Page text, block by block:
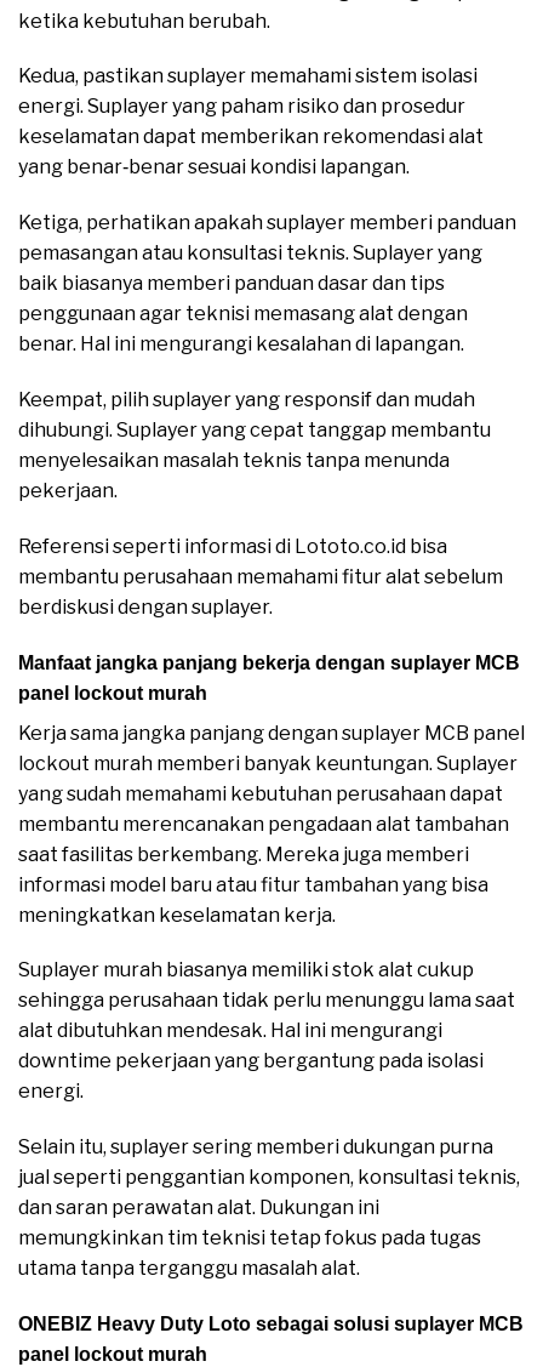
ketika kebutuhan berubah.
Kedua, pastikan suplayer memahami sistem isolasi
energi. Suplayer yang paham risiko dan prosedur
keselamatan dapat memberikan rekomendasi alat
yang benar‑benar sesuai kondisi lapangan.
Ketiga, perhatikan apakah suplayer memberi panduan
pemasangan atau konsultasi teknis. Suplayer yang
baik biasanya memberi panduan dasar dan tips
penggunaan agar teknisi memasang alat dengan
benar. Hal ini mengurangi kesalahan di lapangan.
Keempat, pilih suplayer yang responsif dan mudah
dihubungi. Suplayer yang cepat tanggap membantu
menyelesaikan masalah teknis tanpa menunda
pekerjaan.
Referensi seperti informasi di Lototo.co.id bisa
membantu perusahaan memahami fitur alat sebelum
berdiskusi dengan suplayer.
Manfaat jangka panjang bekerja dengan suplayer MCB
panel lockout murah
Kerja sama jangka panjang dengan suplayer MCB panel
lockout murah memberi banyak keuntungan. Suplayer
yang sudah memahami kebutuhan perusahaan dapat
membantu merencanakan pengadaan alat tambahan
saat fasilitas berkembang. Mereka juga memberi
informasi model baru atau fitur tambahan yang bisa
meningkatkan keselamatan kerja.
Suplayer murah biasanya memiliki stok alat cukup
sehingga perusahaan tidak perlu menunggu lama saat
alat dibutuhkan mendesak. Hal ini mengurangi
downtime pekerjaan yang bergantung pada isolasi
energi.
Selain itu, suplayer sering memberi dukungan purna
jual seperti penggantian komponen, konsultasi teknis,
dan saran perawatan alat. Dukungan ini
memungkinkan tim teknisi tetap fokus pada tugas
utama tanpa terganggu masalah alat.
ONEBIZ Heavy Duty Loto sebagai solusi suplayer MCB
panel lockout murah